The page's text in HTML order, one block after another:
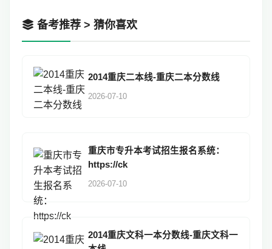
备考推荐 > 猜你喜欢
2014重庆二本线-重庆二本分数线
2026-07-10
重庆市专升本考试招生报名系统：
https://ck
2026-07-10
2014重庆文科一本分数线-重庆文科一